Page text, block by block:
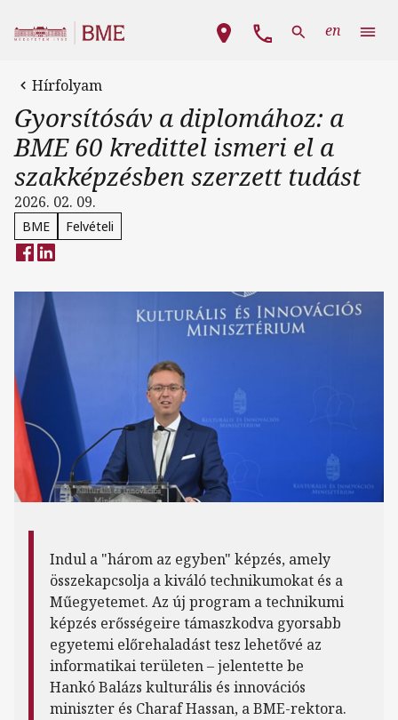
Fő navigáció
en
Hírfolyam
Gyorsítósáv a diplomához: a
BME 60 kredittel ismeri el a
szakképzésben szerzett tudást
2026. 02. 09.
BME Felvételi
Indul a "három az egyben" képzés, amely
összekapcsolja a kiváló technikumokat és a
Műegyetemet. Az új program a technikumi
képzés erősségeire támaszkodva gyorsabb
egyetemi előrehaladást tesz lehetővé az
informatikai területen – jelentette be
Hankó Balázs kulturális és innovációs
miniszter és Charaf Hassan, a BME-rektora.